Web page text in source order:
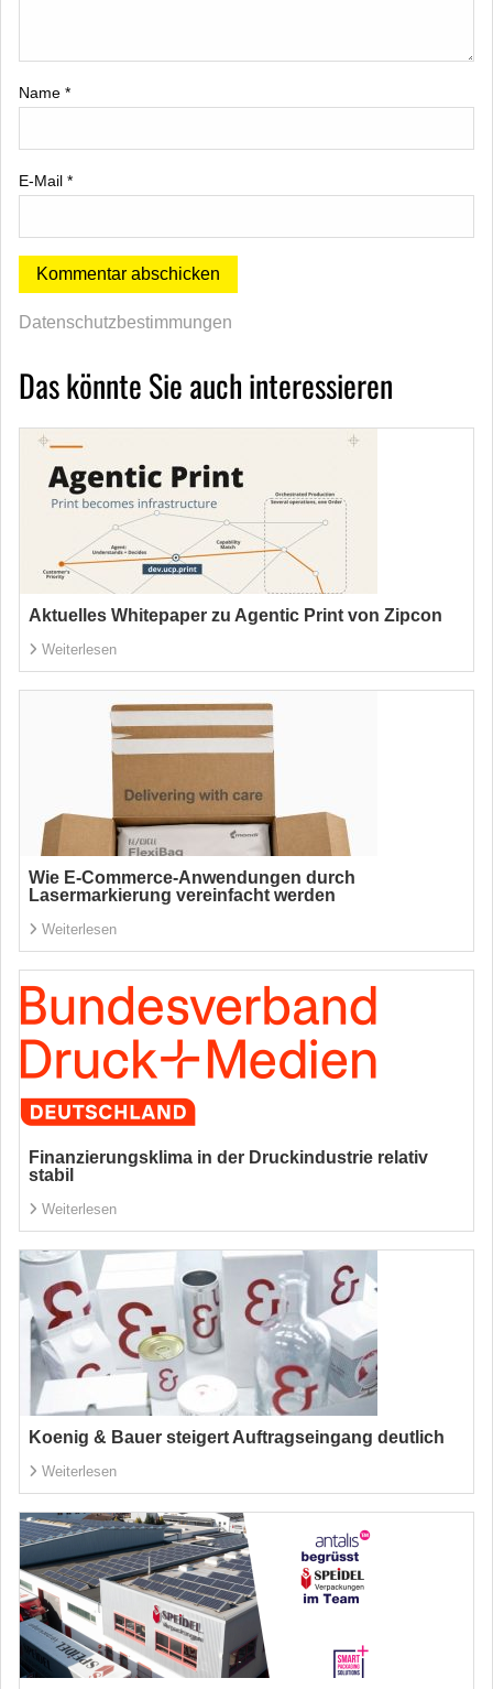
Name *
E-Mail *
Datenschutzbestimmungen
Das könnte Sie auch interessieren
Aktuelles Whitepaper zu Agentic Print von Zipcon
Weiterlesen
Wie E-Commerce-Anwendungen durch
Lasermarkierung vereinfacht werden
Weiterlesen
Finanzierungsklima in der Druckindustrie relativ
stabil
Weiterlesen
Koenig & Bauer steigert Auftragseingang deutlich
Weiterlesen